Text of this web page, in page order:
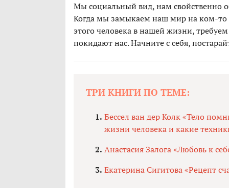
Мы социальный вид, нам свойственно
Когда мы замыкаем наш мир на ком-то
этого человека в нашей жизни,
покидают нас. Начните с себя,
ТРИ КНИГИ ПО ТЕМЕ:
Бессел ван дер Колк «Тело
жизни человека и какие
Анастасия Залога «Любовь к
Екатерина Сигитова «Рецепт